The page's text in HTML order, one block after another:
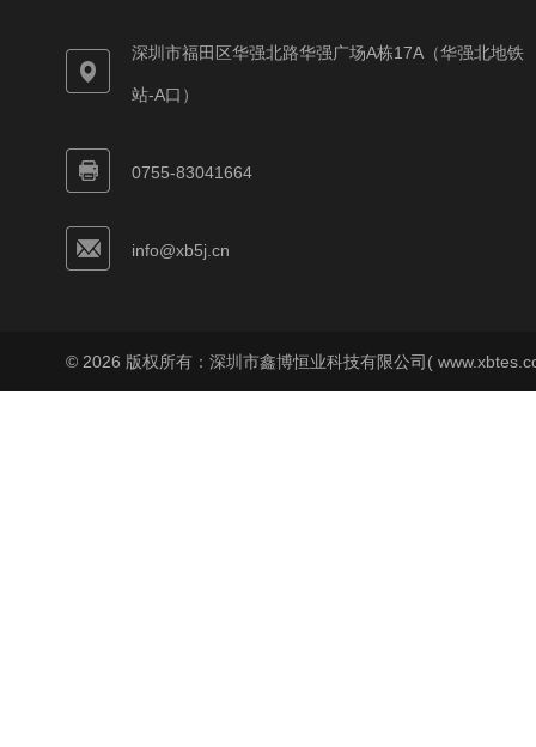
深圳市福田区华强北路华强广场A栋17A（华强北地铁
站-A口）
0755-83041664
info@xb5j.cn
© 2026 版权所有：深圳市鑫博恒业科技有限公司(